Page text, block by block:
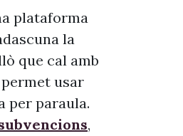
plataforma
la
que cal amb
usar
per paraula.
,